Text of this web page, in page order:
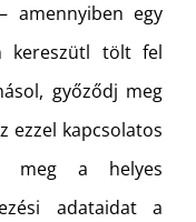
amennyiben egy
kereszütl tölt fel
győződj meg
ezzel kapcsolatos
meg a helyes
adataidat a